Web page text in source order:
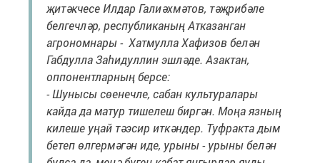
җитәкчесе Илдар Галиәхмәтов, тәҗрибәле
белгечләр, республиканың Атказанган
агрономнары - Хатмулла Хафизов белән
Габдулла Заһидуллин эшләде. Азактан,
оппонентларның берсе:
- Шунысы сөенечле, сабан культуралары
кайда да матур тишелеш биргән. Моңа язның
килеше уңай тәэсир иткәндер. Туфракта дым
бетеп өлгермәгән иде, урыны - урыны белән